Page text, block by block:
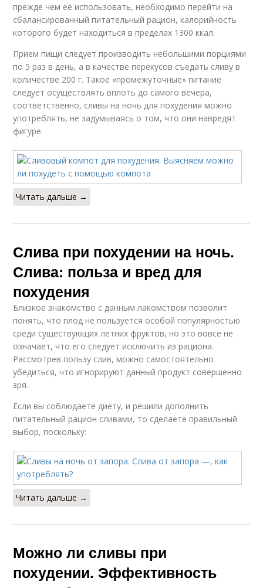
прежде чем её использовать, необходимо перейти на
сбалансированный питательный рацион, калорийность
которого будет находиться в пределах 1300 ккал.
Прием пищи следует производить небольшими порциями
по 5 раз в день, а в качестве перекусов съедать сливу в
количестве 200 г. Такое «промежуточные» питание
следует осуществлять вплоть до самого вечера,
соответственно, сливы на ночь для похудения можно
употреблять, не задумываясь о том, что они навредят
фигуре.
Читать дальше →
Слива при похудении на ночь.
Слива: польза и вред для
похудения
Близкое знакомство с данным лакомством позволит
понять, что плод не пользуется особой популярностью
среди существующих летних фруктов, но это вовсе не
означает, что его следует исключить из рациона.
Рассмотрев пользу слив, можно самостоятельно
убедиться, что игнорируют данный продукт совершенно
зря.
Если вы соблюдаете диету, и решили дополнить
питательный рацион сливами, то сделаете правильный
выбор, поскольку:
Читать дальше →
Можно ли сливы при
похудении. Эффективность